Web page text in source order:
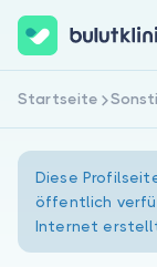
Jetzt
Startseite
Diese
öffentlich
Internet